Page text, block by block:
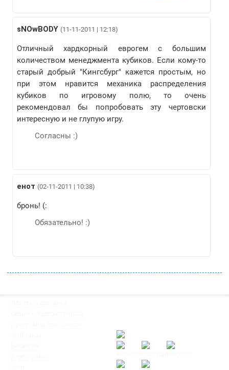
sNOwBODY (11-11-2011 | 12:18)
Отличный хардкорный еврогем с большим
количеством менеджмента кубиков. Если кому-то
старый добрый "Кингсбург" кажется простым, но
при этом нравится механика распределения
кубиков по игровому полю, то очень
рекомендовал бы попробовать эту чертовски
интересную и не глупую игру.
Согласны :)
енот (02-11-2011 | 10:38)
бронь! (:
Обязательно! :)